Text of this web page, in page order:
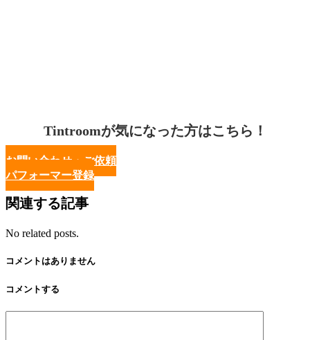
Tintroomが気になった方はこちら！
お問い合わせ・ご依頼
パフォーマー登録
関連する記事
No related posts.
コメントはありません
コメントする